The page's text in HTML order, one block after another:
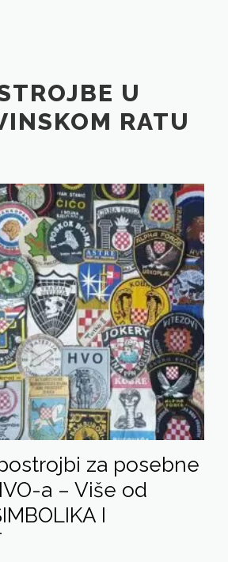
U
RATU
za posebne
a – Više od
I